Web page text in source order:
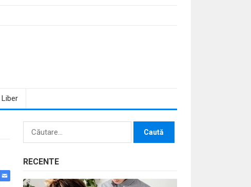
Caută
RECENTE